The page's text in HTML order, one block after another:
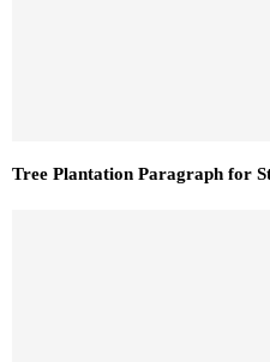
Tree Plantation Paragraph for